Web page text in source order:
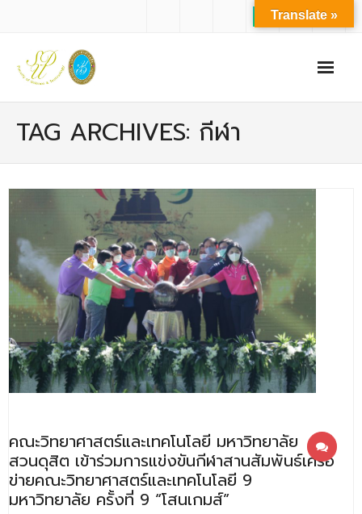
- ปรัชญา วิสัยทัศน์ พันธกิจ ของคณะ
- ประวัติความเป็นมาของคณะ
- บุคลากร
- - สำนักงานคณะวิทยาศาสตร์และเทคโนโลยี
- - บุคลากรวิชาการ
- - บุคลากรสนับสนุน
- วิทยาศาสตรบัณฑิต
- - วิทยาการคอมพิวเตอร์
- - วิทยาศาสตร์เครื่องสำอาง
TAG ARCHIVES: กีฬา
คณะวิทยาศาสตร์และเทคโนโลยี มหาวิทยาลัย
สวนดุสิต เข้าร่วมการแข่งขันกีฬาสานสัมพันธ์เครือ
ข่ายคณะวิทยาศาสตร์และเทคโนโลยี 9
มหาวิทยาลัย ครั้งที่ 9 “โสนเกมส์”
Translate »